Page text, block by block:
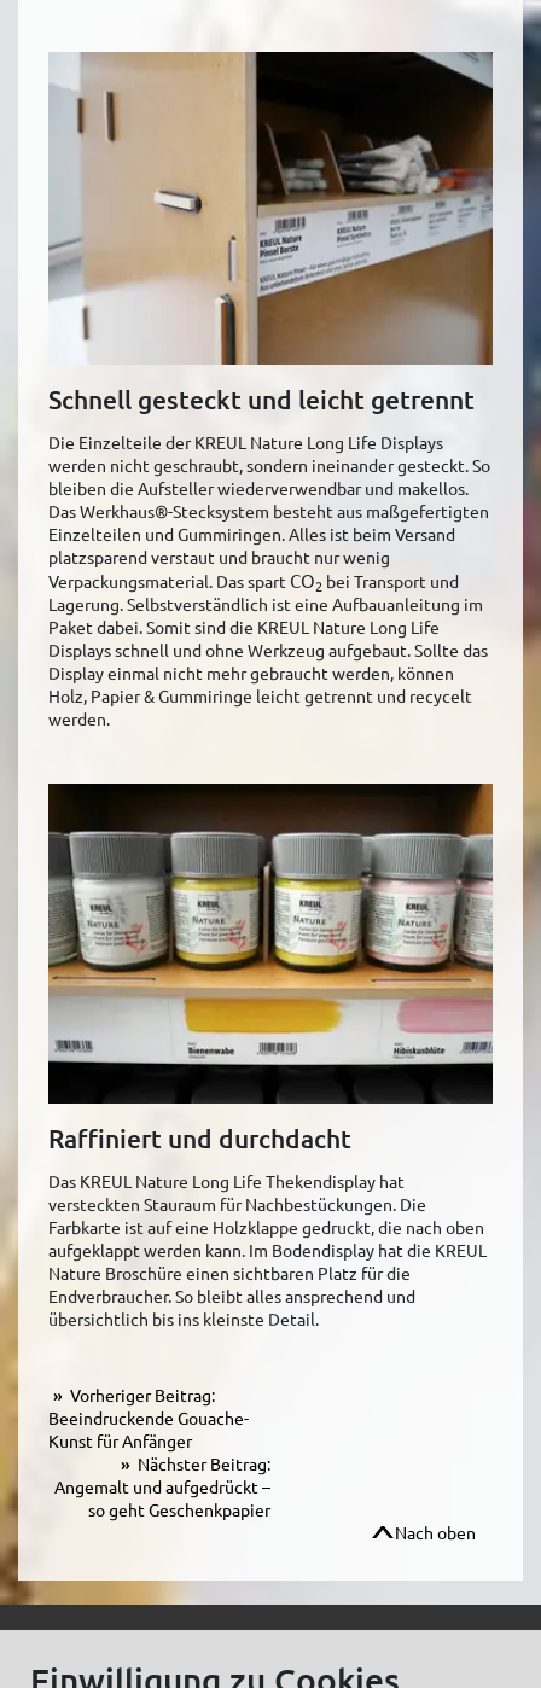
Schnell gesteckt und leicht getrennt
Die Einzelteile der KREUL Nature Long Life Displays
werden nicht geschraubt, sondern ineinander gesteckt. So
bleiben die Aufsteller wiederverwendbar und makellos.
Das Werkhaus®-Stecksystem besteht aus maßgefertigten
Einzelteilen und Gummiringen. Alles ist beim Versand
platzsparend verstaut und braucht nur wenig
Verpackungsmaterial. Das spart CO2 bei Transport und
Lagerung. Selbstverständlich ist eine Aufbauanleitung im
Paket dabei. Somit sind die KREUL Nature Long Life
Displays schnell und ohne Werkzeug aufgebaut. Sollte das
Display einmal nicht mehr gebraucht werden, können
Holz, Papier & Gummiringe leicht getrennt und recycelt
werden.
Raffiniert und durchdacht
Das KREUL Nature Long Life Thekendisplay hat
versteckten Stauraum für Nachbestückungen. Die
Farbkarte ist auf eine Holzklappe gedruckt, die nach oben
aufgeklappt werden kann. Im Bodendisplay hat die KREUL
Nature Broschüre einen sichtbaren Platz für die
Endverbraucher. So bleibt alles ansprechend und
übersichtlich bis ins kleinste Detail.
Vorheriger Beitrag:
Beeindruckende Gouache-
Kunst für Anfänger
Nächster Beitrag:
Angemalt und aufgedrückt –
so geht Geschenkpapier
Nach oben